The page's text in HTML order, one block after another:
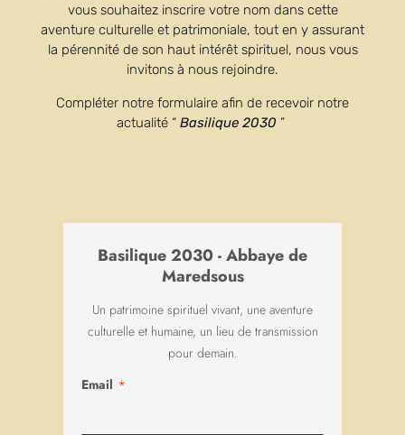
DER BESUCH DER ABTEI
Während dieser virtuellen Tour sehen Sie die
schönsten Räume in den Gebäuden von Maredsous.
Sie besuchen dieAbteikirche, denKapitelsaal
den Kreuzgang, die Gärten.
vous souhaitez inscrire votre nom dans cette
aventure culturelle et patrimoniale, tout en y assurant
la pérennité de son haut intérêt spirituel, nous vous
invitons à nous rejoindre.
Compléter notre formulaire afin de recevoir notre
actualité “ Basilique 2030 ”
Basilique 2030 - Abbaye de
Maredsous
Un patrimoine spirituel vivant, une aventure
culturelle et humaine, un lieu de transmission
pour demain.
Email *